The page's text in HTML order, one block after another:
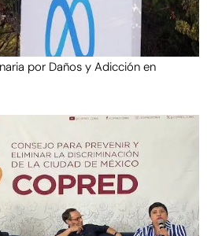
por Daños y Adicción en